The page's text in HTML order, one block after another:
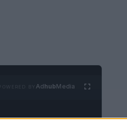
AdhubMedia